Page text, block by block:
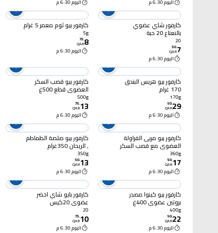
اليوم 6:30 م اليوم 6:30 م
كارفور شاي عضوي
بالنعناع 20 حبة
20
7
.
50
QAR
اليوم 6:30 م
كارفور بيو ثوم معمر 5 غرام
5g
8
.
75
QAR
اليوم 6:30 م
كارفور بيو هريس البندق
170 غرام
170g
29
.
50
QAR
اليوم 6:30 م
كارفور بيو قصب السكر
العضوي قطع 500غ
500g
13
.
75
QAR
اليوم 6:30 م
كارفور بيو مربى الفراولة
العضوي مع قصب السكر
360غ
360g
17
.
50
QAR
اليوم 6:30 م
كارفور بيو صلصة الطماطم
, الريحان 350غرام
350g
13
.
50
QAR
اليوم 6:30 م
كارفور بيو كينوا مصدر
بروتين عضوي 400غ
400g
22
.
50
QAR
اليوم 6:30 م
كارفور بايو شاي اخضر
عضوي 20كيس
20
10
.
75
QAR
اليوم 6:30 م